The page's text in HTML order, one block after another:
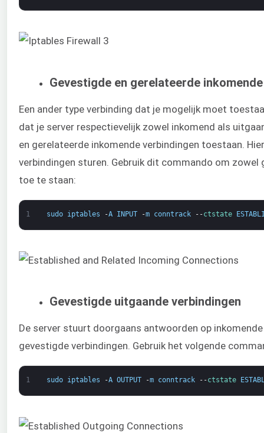
Gevestigde en gerelateerde
Een ander type verbinding dat je mogelijk moet
dat je server respectievelijk zowel inkomend als
en gerelateerde inkomende verbindingen toestaan.
verbindingen sturen. Gebruik dit commando om
toe te staan:
1 sudo iptables -A INPUT -m conntrack --ctstate
Gevestigde uitgaande verbindingen
De server stuurt doorgaans antwoorden op
gevestigde verbindingen. Gebruik het volgende
1 sudo iptables -A OUTPUT -m conntrack --ctstate